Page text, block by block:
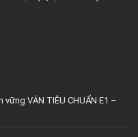
VÁN TIÊU CHUẨN E1 –